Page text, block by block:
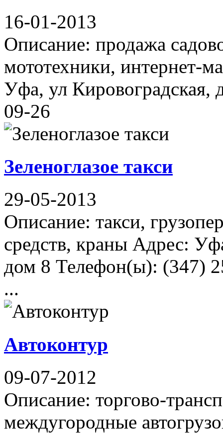
16-01-2013
Описание: продажа
мототехники, интернет-
Уфа, ул
09-26
Зеленоглазое такси
29-05-2013
Описание: такси,
средств, краны Адрес:
дом 8 Телефон(ы): (347)
...
Автоконтур
09-07-2012
Описание: торгово-
междугородные